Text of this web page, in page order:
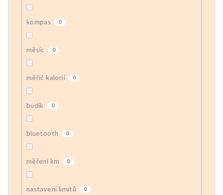
kompas 0
měsíc 0
měřič kalorií 0
budík 0
bluetooth 0
měření km 0
nastavení limitů 0